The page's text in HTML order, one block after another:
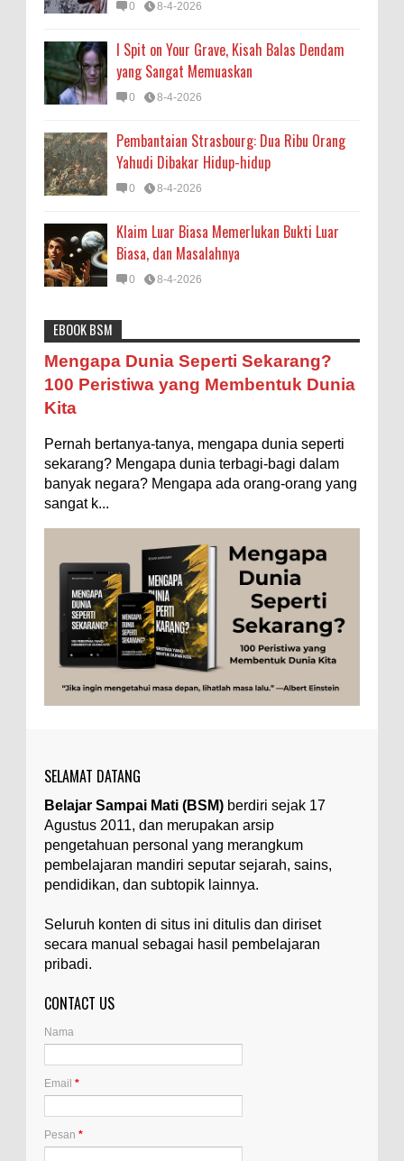
0 8-4-2026
I Spit on Your Grave, Kisah Balas Dendam
yang Sangat Memuaskan
0 8-4-2026
Pembantaian Strasbourg: Dua Ribu Orang
Yahudi Dibakar Hidup-hidup
0 8-4-2026
Klaim Luar Biasa Memerlukan Bukti Luar
Biasa, dan Masalahnya
0 8-4-2026
Astronomi Biologi Budaya Buku
Bumi
Entertainment
Fakta & Statistik Fauna
Filsafat
Flora
Internasional
Internet Iptek
Istilah Ilmiah
Makanan & Minuman
Misteri Mitologi
Nature
Teknologi Tips
Tokoh
Tubuh Manusia
Umum
EBOOK BSM
Mengapa Dunia Seperti Sekarang?
100 Peristiwa yang Membentuk Dunia
Kita
Pernah bertanya-tanya, mengapa dunia seperti
sekarang? Mengapa dunia terbagi-bagi dalam
banyak negara? Mengapa ada orang-orang yang
sangat k...
SELAMAT DATANG
Belajar Sampai Mati (BSM) berdiri sejak 17
Agustus 2011, dan merupakan arsip
pengetahuan personal yang merangkum
pembelajaran mandiri seputar sejarah, sains,
pendidikan, dan subtopik lainnya.
Seluruh konten di situs ini ditulis dan diriset
secara manual sebagai hasil pembelajaran
pribadi.
CONTACT US
Nama
Email *
Pesan *